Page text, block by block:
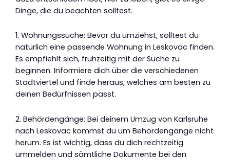
Dinge, die du beachten solltest.
1. Wohnungssuche: Bevor du umziehst, solltest du
natürlich eine passende Wohnung in Leskovac finden.
Es empfiehlt sich, frühzeitig mit der Suche zu
beginnen. Informiere dich über die verschiedenen
Stadtviertel und finde heraus, welches am besten zu
deinen Bedürfnissen passt.
2. Behördengänge: Bei deinem Umzug von Karlsruhe
nach Leskovac kommst du um Behördengänge nicht
herum. Es ist wichtig, dass du dich rechtzeitig
ummelden und sämtliche Dokumente bei den